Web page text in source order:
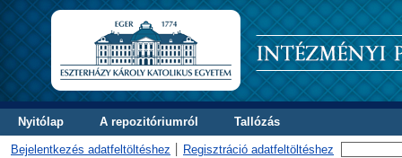
Nyitólap A repozitóriumról Tallózás
Bejelentkezés adatfeltöltéshez Regisztráció adatfeltöltéshez